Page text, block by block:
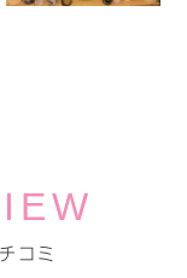
コミ